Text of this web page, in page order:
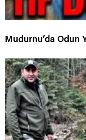
Mudurnu’da Odun